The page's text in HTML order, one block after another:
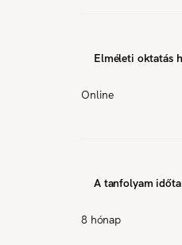
Elméleti oktatás
Online
A tanfolyam
8 hónap